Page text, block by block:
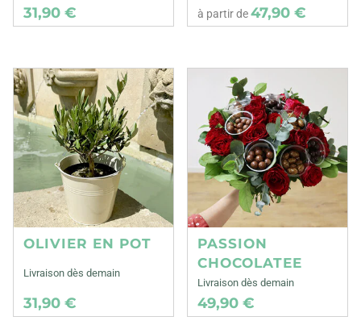
31,90 € à partir de47,90 €
OLIVIER EN POT
Livraison dès demain
31,90 €
PASSION
CHOCOLATEE
Livraison dès demain
49,90 €